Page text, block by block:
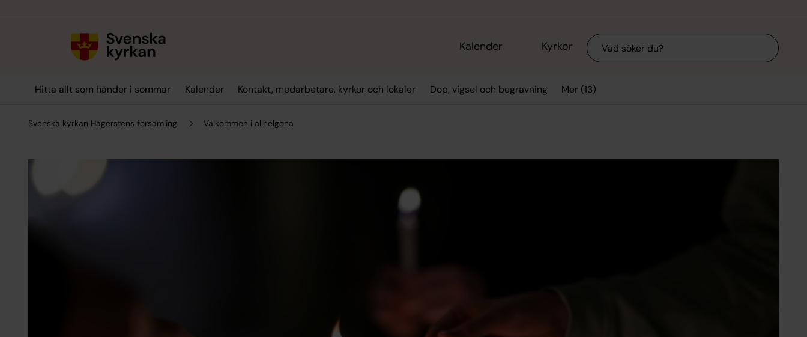
Kalender Kyrkor Sök
Hitta allt som händer i sommar Kalender Kontakt, medarbetare, kyrkor och lokaler Dop, vigsel och begravning Mer (13)
Svenska kyrkan Hägerstens församling Välkommen i allhelgona